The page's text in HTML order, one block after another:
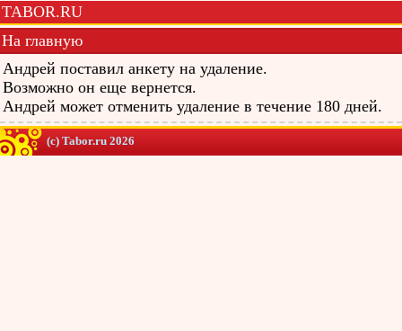
TABOR.RU
На главную
Андрей поставил анкету на удаление.
Возможно он еще вернется.
Андрей может отменить удаление в течение 180 дней.
(c) Tabor.ru 2026